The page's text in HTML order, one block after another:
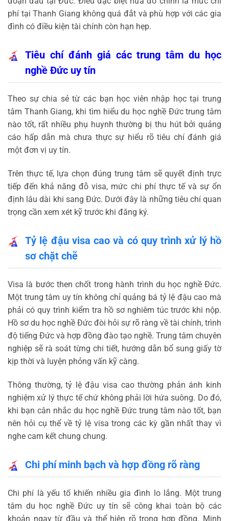
phí tại Thanh Giang không quá đắt và phù hợp với các gia
đình có điều kiện tài chính còn hạn hẹp.
Tiêu chí đánh giá các trung tâm du học
nghề Đức uy tín
Theo sự chia sẻ từ các bạn học viên nhập học tại trung
tâm Thanh Giang, khi tìm hiểu du học nghề Đức trung tâm
nào tốt, rất nhiều phụ huynh thường bị thu hút bởi quảng
cáo hấp dẫn mà chưa thực sự hiểu rõ tiêu chí đánh giá
một đơn vị uy tín.
Trên thực tế, lựa chọn đúng trung tâm sẽ quyết định trực
tiếp đến khả năng đỗ visa, mức chi phí thực tế và sự ổn
định lâu dài khi sang Đức. Dưới đây là những tiêu chí quan
trọng cần xem xét kỹ trước khi đăng ký.
Tỷ lệ đậu visa cao và có quy trình xử lý hồ
sơ chặt chẽ
Visa là bước then chốt trong hành trình du học nghề Đức.
Một trung tâm uy tín không chỉ quảng bá tỷ lệ đậu cao mà
phải có quy trình kiểm tra hồ sơ nghiêm túc trước khi nộp.
Hồ sơ du học nghề Đức đòi hỏi sự rõ ràng về tài chính, trình
độ tiếng Đức và hợp đồng đào tạo nghề. Trung tâm chuyên
nghiệp sẽ rà soát từng chi tiết, hướng dẫn bổ sung giấy tờ
kịp thời và luyện phỏng vấn kỹ càng.
Thông thường, tỷ lệ đậu visa cao thường phản ánh kinh
nghiệm xử lý thực tế chứ không phải lời hứa suông. Do đó,
khi bạn cân nhắc du học nghề Đức trung tâm nào tốt, bạn
nên hỏi cụ thể về tỷ lệ visa trong các kỳ gần nhất thay vì
nghe cam kết chung chung.
Chi phí minh bạch và hợp đồng rõ ràng
Chi phí là yếu tố khiến nhiều gia đình lo lắng. Một trung
tâm du học nghề Đức uy tín sẽ công khai toàn bộ các
khoản ngay từ đầu và thể hiện rõ trong hợp đồng. Minh